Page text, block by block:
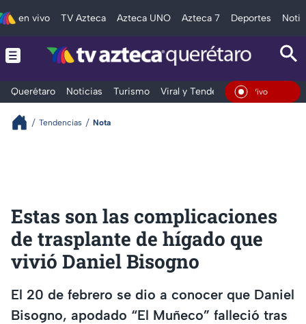
en vivo TV Azteca Azteca UNO Azteca 7 Deportes
Querétaro Noticias Turismo Viral y Tendencia Clima
En Vivo
Tendencias Nota
Estas son las complicaciones
de trasplante de hígado que
vivió Daniel Bisogno
El 20 de febrero se dio a conocer que Daniel
Bisogno, apodado “El Muñeco” falleció tras